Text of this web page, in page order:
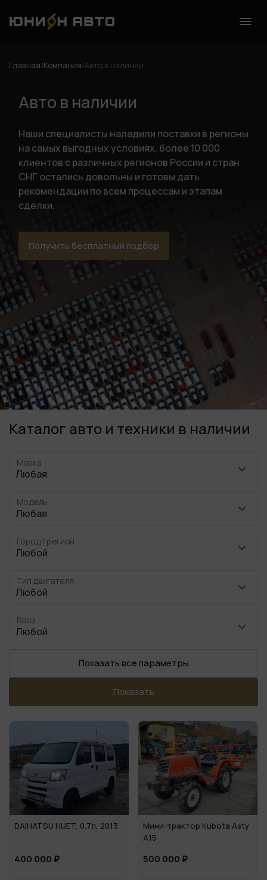
Главная/Компания/Авто в наличии
Авто в наличии
Наши специалисты наладили поставки в регионы
на самых выгодных условиях, более 10 000
клиентов с различных регионов России и стран
СНГ остались довольны и готовы дать
рекомендации по всем процессам и этапам
сделки.
Получить бесплатный подбор
Каталог авто и техники в наличии
Марка
Модель
Город / регион
Тип двигателя
Ввоз
Показать
Показать все параметры
DAIHATSU HIJET, 0.7л, 2013
400 000 ₽
Мини-трактор Kubota Asty
A15
500 000 ₽